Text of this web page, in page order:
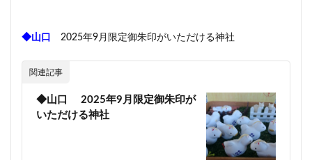
◆山口 2025年9月限定御朱印がいただける神社
関連記事
◆山口 2025年9月限定御朱印が
いただける神社